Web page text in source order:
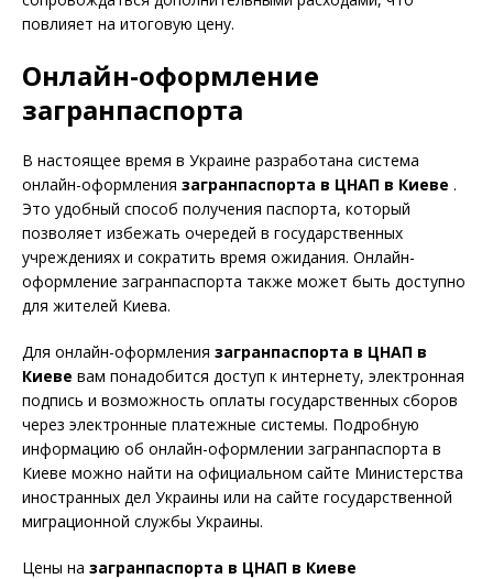
повлияет на итоговую цену.
Онлайн-оформление
загранпаспорта
В настоящее время в Украине разработана система
онлайн-оформления загранпаспорта в ЦНАП в Киеве .
Это удобный способ получения паспорта, который
позволяет избежать очередей в государственных
учреждениях и сократить время ожидания. Онлайн-
оформление загранпаспорта также может быть доступно
для жителей Киева.
Для онлайн-оформления загранпаспорта в ЦНАП в
Киеве вам понадобится доступ к интернету, электронная
подпись и возможность оплаты государственных сборов
через электронные платежные системы. Подробную
информацию об онлайн-оформлении загранпаспорта в
Киеве можно найти на официальном сайте Министерства
иностранных дел Украины или на сайте государственной
миграционной службы Украины.
Цены на загранпаспорта в ЦНАП в Киеве